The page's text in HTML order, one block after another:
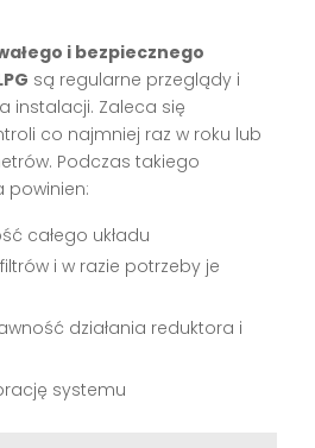
i bezpiecznego
są regularne przeglądy i
instalacji. Zaleca się
co najmniej raz w roku lub
Podczas takiego
powinien:
całego układu
i w razie potrzeby je
działania reduktora i
systemu